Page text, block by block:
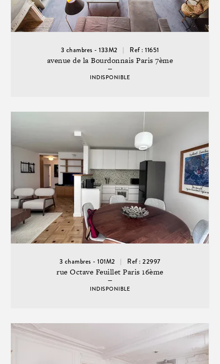
3 chambres - 133M2 Ref : 11651
avenue de la Bourdonnais Paris 7ème
INDISPONIBLE
3 chambres - 101M2 Ref : 22997
rue Octave Feuillet Paris 16ème
INDISPONIBLE